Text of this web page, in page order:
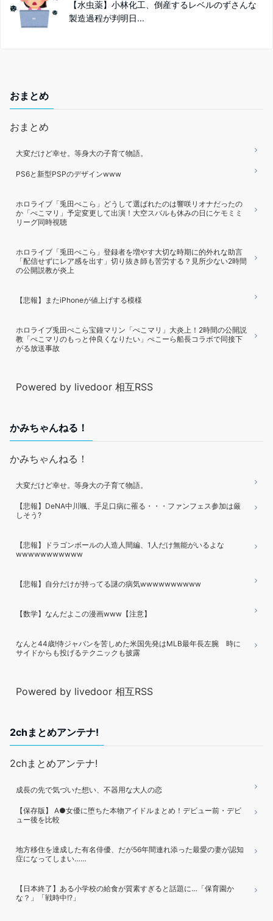
【水虫薬】小林化工、倒産するレベルのずさんな
製造過程が判明日...
おまとめ
おまとめ
大変だけど幸せ。等身大の子育て物語。
PS6と新型PSPのデザインwww
ホロライブ「兎田ぺこら」どうして選ばれたのは響咲リオナだったの
か「ぺこマリ」予定変更して出演！大空スバルも休みの日にケモミミ
リーグ同時視聴
ホロライブ「兎田ぺこら」登録者を増やす大切な時期に的外れな助言
「配信せずにレア感を出す」切り抜き師も苦労する？見所少ない2時間
の公開説教が炎上
【悲報】またiPhoneが値上げする模様
ホロライブ兎田ぺこら宝鐘マリン「ぺこマリ」大炎上！2時間の公開説
教「ぺこマリのもっと仲良くなりたい」ぺこーら船長コラボで同接下
がる放送事故
Powered by livedoor 相互RSS
かみちゃんねる！
かみちゃんねる！
大変だけど幸せ。等身大の子育て物語。
【悲報】DeNA中川颯、手足口病に罹る・・・ファンフェス参加は厳
しそう?
【悲報】ドラゴンボールの人造人間編、1人だけ無能がいるよな
wwwwwwwwwww
【悲報】自分だけが持ってる謎の病気wwwwwwwwww
【数学】なんだよこの漫画www【注意】
なんと44歳!侍ジャパンを苦しめた米国先発はMLB最年長左腕 時に
サイドからも投げるテクニックも披露
Powered by livedoor 相互RSS
2chまとめアンテナ!
2chまとめアンテナ!
成長の先で気づいた想い、不器用な大人の恋
【保存版】 A●女優に堕ちた本物アイドルまとめ！デビュー前・デビ
ュー後を比較
地方移住を達成した有名俳優、だが56年間連れ添った最愛の妻が認知
症になってしまい……
【日本終了】ある小学校の給食が質素すぎると話題に…「保育園か
な？」「戦時中!?」